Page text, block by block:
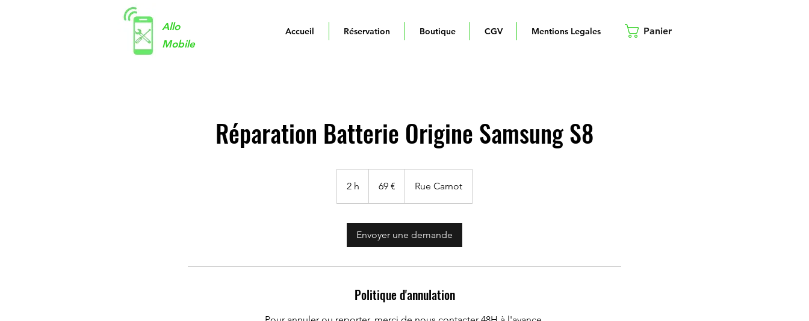
Allo
Mobile
Accueil Réservation Boutique CGV Mentions Legales Panier
Réparation Batterie Origine Samsung S8
2 h
h
69 € Rue Carnot
Envoyer une demande
Politique d'annulation